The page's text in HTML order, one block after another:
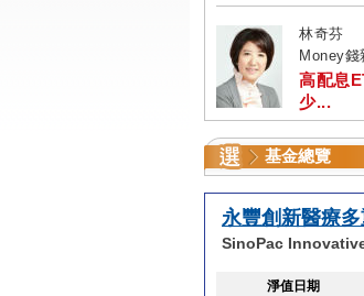
林奇芬
Money錢
高配息
少...
基金總覽
永豐創新醫療
SinoPac
淨值日期